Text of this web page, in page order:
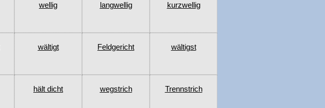
wellig langwellig kurzwellig
wältigt Feldgericht wältigst
hält dicht wegstrich Trennstrich